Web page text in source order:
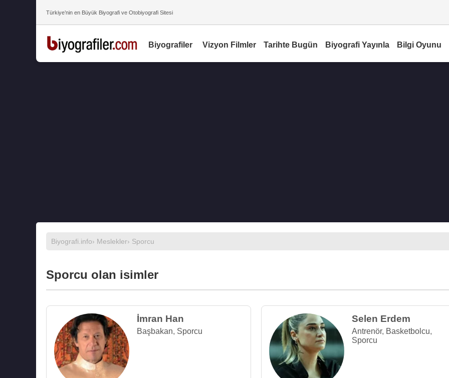
Türkiye’nin en Büyük Biyografi ve Otobiyografi Sitesi
Biyografiler Vizyon Filmler Tarihte Bugün Biyografi Yayınla Bilgi Oyunu
Biyografi.info› Meslekler› Sporcu
Sporcu olan isimler
İmran Han
Başbakan, Sporcu
Selen Erdem
Antrenör, Basketbolcu,
Sporcu